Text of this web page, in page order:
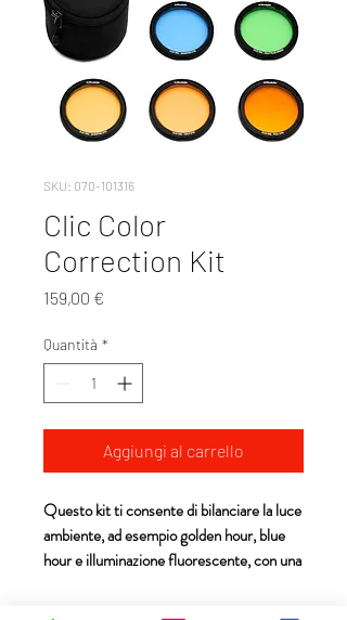
SKU: 070-101316
Clic Color
Correction Kit
159,00 €
Quantità *
Aggiungi al carrello
Questo kit ti consente di bilanciare la luce
ambiente, ad esempio golden hour, blue
hour e illuminazione fluorescente, con una